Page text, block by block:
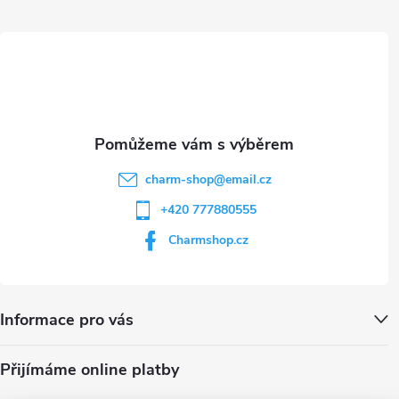
charm-shop@email.cz
+420 777880555
Charmshop.cz
Informace pro vás
Přijímáme online platby